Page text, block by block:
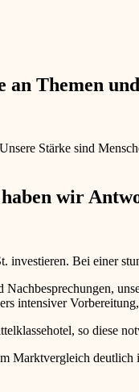
Themen
Unsere Stärke sind
wir
Bei einer
intensiver
so diese
Marktvergleich deutlich